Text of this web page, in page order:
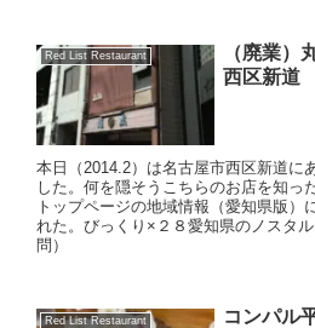
Red List Restaurant
（廃業）
西区新道
本日（2014.2）は名古屋市西区新道に
した。何を隠そうこちらのお店を知っ
トップページの地域情報（愛知県版）
れた。びっくり×２８愛知県のノスタ
問）
Red List Restaurant
コンパル